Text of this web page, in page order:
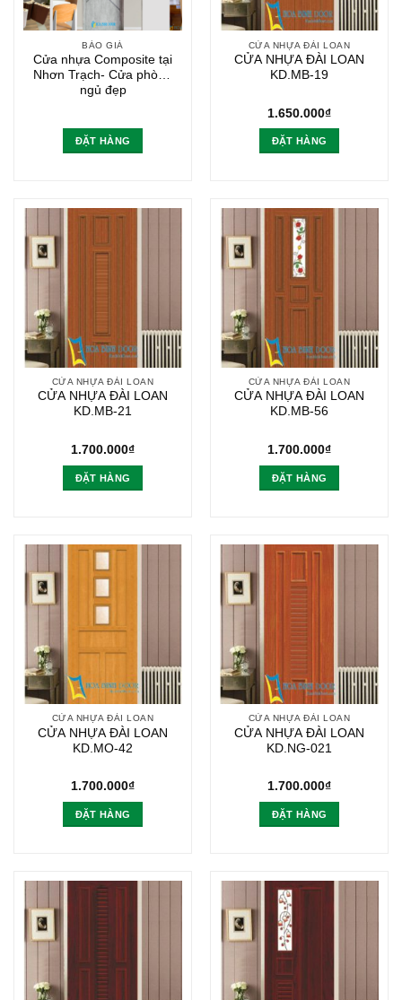
BÁO GIÁ
Cửa nhựa Composite tại
Nhơn Trạch- Cửa phòng
ngủ đẹp
ĐẶT HÀNG
CỬA NHỰA ĐÀI LOAN
CỬA NHỰA ĐÀI LOAN
KD.MB-19
1.650.000₫
ĐẶT HÀNG
CỬA NHỰA ĐÀI LOAN
CỬA NHỰA ĐÀI LOAN
KD.MB-21
1.700.000₫
ĐẶT HÀNG
CỬA NHỰA ĐÀI LOAN
CỬA NHỰA ĐÀI LOAN
KD.MB-56
1.700.000₫
ĐẶT HÀNG
CỬA NHỰA ĐÀI LOAN
CỬA NHỰA ĐÀI LOAN
KD.MO-42
1.700.000₫
ĐẶT HÀNG
CỬA NHỰA ĐÀI LOAN
CỬA NHỰA ĐÀI LOAN
KD.NG-021
1.700.000₫
ĐẶT HÀNG